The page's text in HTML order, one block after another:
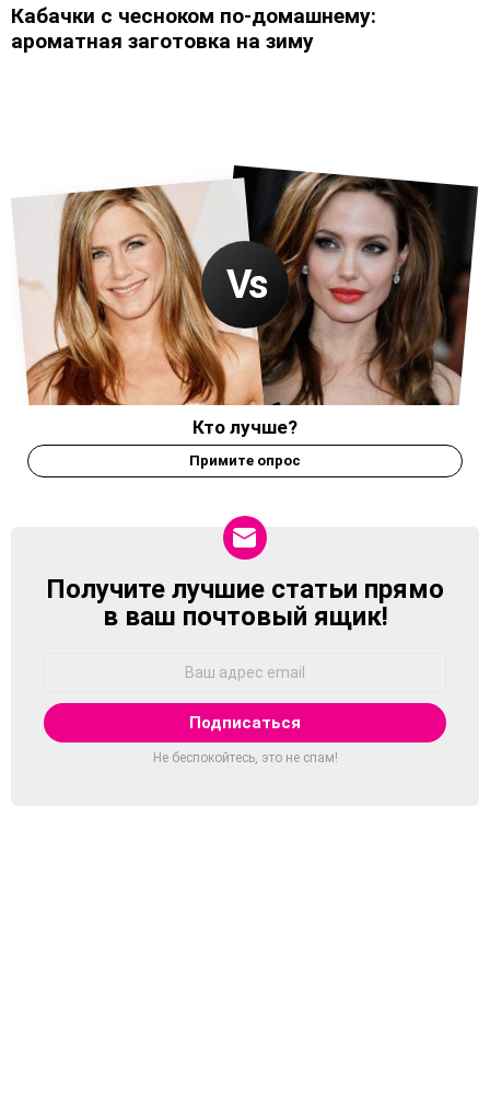
Кабачки с чесноком по-домашнему:
ароматная заготовка на зиму
Кто лучше?
Примите опрос
NEWSLETTER
Получите лучшие статьи прямо
в ваш почтовый ящик!
Не беспокойтесь, это не спам!